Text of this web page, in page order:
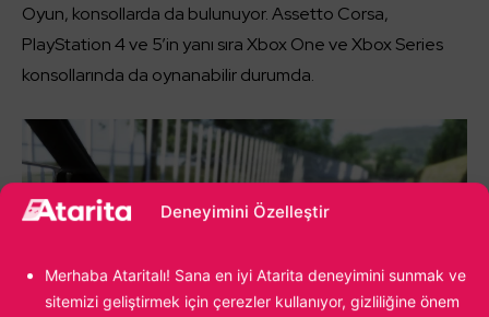
Deneyimini Özelleştir
Merhaba Ataritalı! Sana en iyi Atarita deneyimini sunmak ve
sitemizi geliştirmek için çerezler kullanıyor, gizliliğine önem
Oyun, konsollarda da bulunuyor. Assetto Corsa,
PlayStation 4 ve 5’in yanı sıra Xbox One ve Xbox Series
konsollarında da oynanabilir durumda.